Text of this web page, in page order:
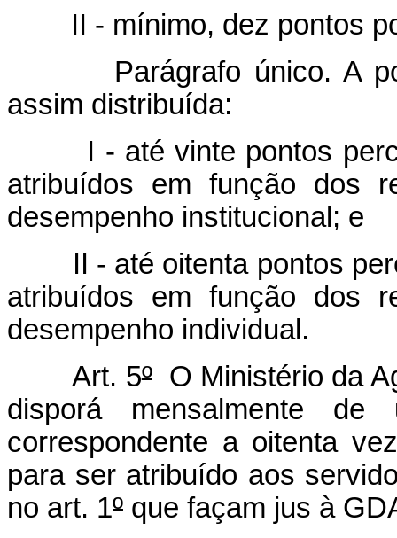
II - mínimo, dez pontos
Parágrafo único. A
assim distribuída:
I - até vinte pontos
atribuídos em função dos
desempenho institucional; e
II - até oitenta pontos
atribuídos em função dos
desempenho individual.
Art. 5ºO Ministério da
disporá mensalmente
correspondente a oitenta
para ser atribuído aos
no art. 1º que façam jus à